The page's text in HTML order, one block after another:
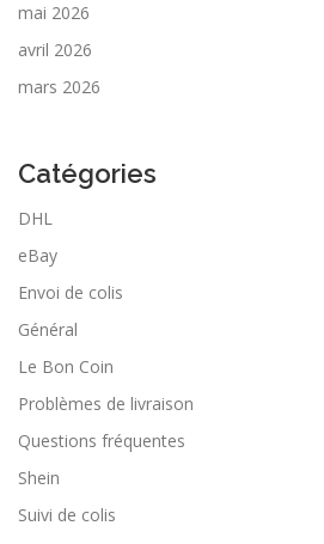
mai 2026
avril 2026
mars 2026
Catégories
DHL
eBay
Envoi de colis
Général
Le Bon Coin
Problèmes de livraison
Questions fréquentes
Shein
Suivi de colis